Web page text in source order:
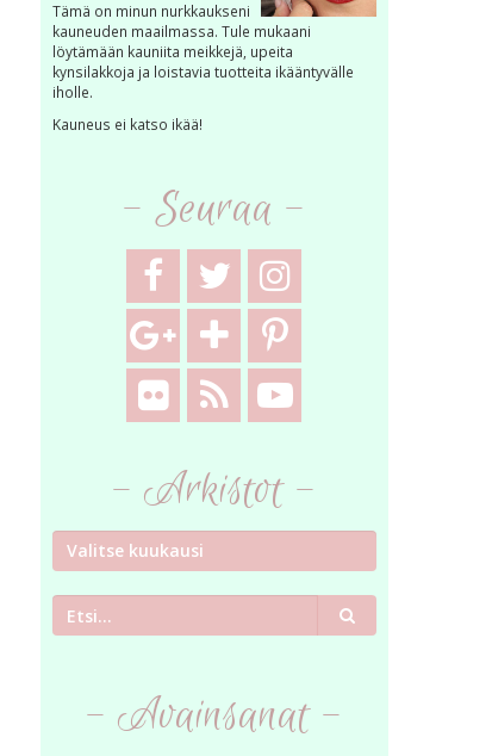
Tämä on minun nurkkaukseni
kauneuden maailmassa. Tule mukaani
löytämään kauniita meikkejä, upeita
kynsilakkoja ja loistavia tuotteita ikääntyvälle
iholle.
Kauneus ei katso ikää!
- Seuraa -
- Arkistot -
Etsi
- Avainsanat -